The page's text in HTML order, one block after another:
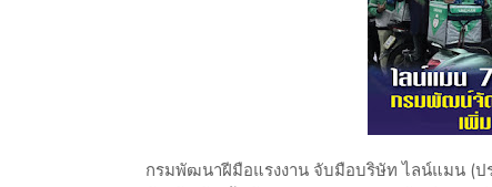
กรมพัฒนาฝีมือแรงงาน จับมือบริษัท ไลน์แมน (